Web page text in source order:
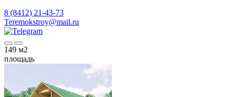
8 (8412) 21-43-73
Teremokstroy@mail.ru
149 м2
площадь